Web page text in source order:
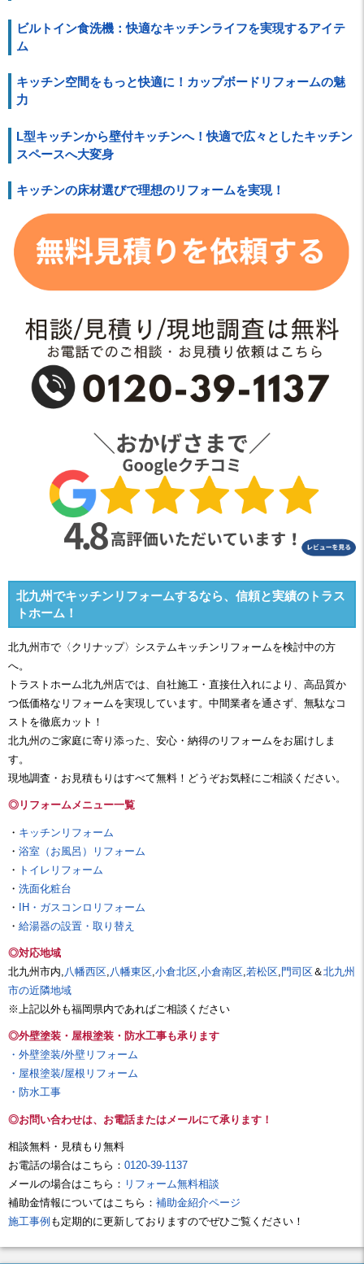
ビルトイン食洗機：快適なキッチンライフを実現するアイテ
ム
キッチン空間をもっと快適に！カップボードリフォームの魅
力
L型キッチンから壁付キッチンへ！快適で広々としたキッチン
スペースへ大変身
キッチンの床材選びで理想のリフォームを実現！
北九州でキッチンリフォームするなら、信頼と実績のトラス
トホーム！
北九州市で〈クリナップ〉システムキッチンリフォームを検討中の方
へ。
トラストホーム北九州店では、自社施工・直接仕入れにより、高品質か
つ低価格なリフォームを実現しています。中間業者を通さず、無駄なコ
ストを徹底カット！
北九州のご家庭に寄り添った、安心・納得のリフォームをお届けしま
す。
現地調査・お見積もりはすべて無料！どうぞお気軽にご相談ください。
◎リフォームメニュー一覧
・ キッチンリフォーム
・ 浴室（お風呂）リフォーム
・ トイレリフォーム
・ 洗面化粧台
・ IH・ガスコンロリフォーム
・ 給湯器の設置・取り替え
◎対応地域
北九州市内,八幡西区,八幡東区,小倉北区,小倉南区,若松区, 門司区＆北九州
市の近隣地域
※上記以外も福岡県内であればご相談ください
◎外壁塗装・屋根塗装・防水工事も承ります
・外壁塗装/外壁リフォーム
・屋根塗装/屋根リフォーム
・防水工事
◎お問い合わせは、お電話またはメールにて承ります！
相談無料・見積もり無料
お電話の場合はこちら： 0120-39-1137
メールの場合はこちら： リフォーム無料相談
補助金情報についてはこちら： 補助金紹介ページ
施工事例 も定期的に更新しておりますのでぜひご覧ください！